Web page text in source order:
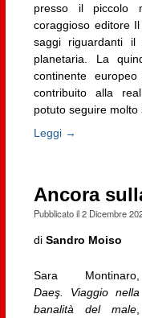
presso il piccolo
coraggioso editore
saggi riguardanti il
planetaria. La
continente
contribuito alla
potuto seguire molto
Leggi →
Ancora
Pubblicato il2 Dicembre
di Sandro Moiso
Sara Montinaro,
Daeş. Viaggio nella
banalità del male